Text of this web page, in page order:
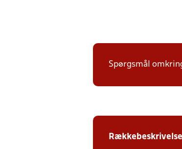
Spørgsmål